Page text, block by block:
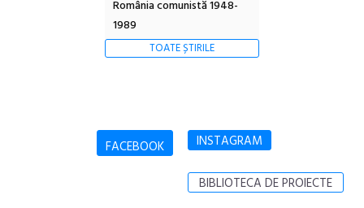
România comunistă 1948-
1989
TOATE ȘTIRILE
FACEBOOK INSTAGRAM
BIBLIOTECA DE PROIECTE